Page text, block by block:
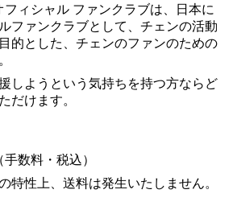
ィシャル ファンクラブは、日本に
ファンクラブとして、チェンの活動
的とした、チェンのファンのための
しようという気持ちを持つ方ならど
だけます。
数料・税込）
特性上、送料は発生いたしません。